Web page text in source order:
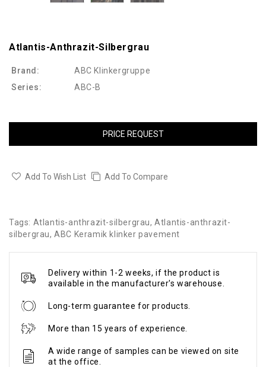
Atlantis-Anthrazit-Silbergrau
Brand:
ABC Klinkergruppe
Series:
ABC-B
PRICE REQUEST
Add To Wish List Add To Compare
Tags: Atlantis-anthrazit-silbergrau,Atlantis-anthrazit-
silbergrau,ABC Keramik klinker pavement
Delivery within 1-2 weeks, if the product is
available in the manufacturer's warehouse.
Long-term guarantee for products.
More than 15 years of experience.
A wide range of samples can be viewed on site
at the office.